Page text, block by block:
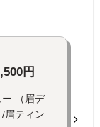
円
（眉デ
眉ティン